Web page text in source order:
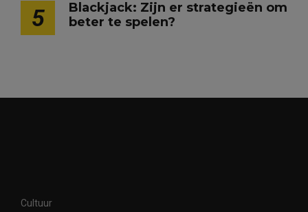
5
Blackjack: Zijn er strategieën om
beter te spelen?
Cultuur